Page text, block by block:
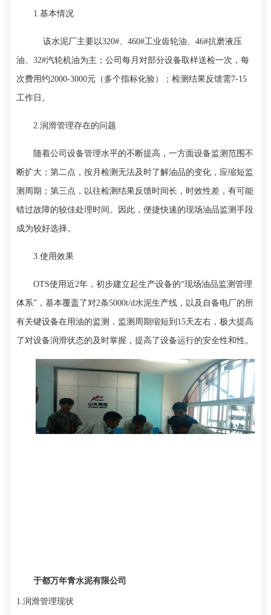
1.基本情况
该水泥厂主要以320#、460#工业齿轮油、46#抗磨液压
油、32#汽轮机油为主；公司每月对部分设备取样送检一次，每
次费用约2000-3000元（多个指标化验）；检测结果反馈需7-15
工作日。
2.润滑管理存在的问题
随着公司设备管理水平的不断提高，一方面设备监测范围不
断扩大；第二点，按月检测无法及时了解油品的变化，应缩短监
测周期；第三点，以往检测结果反馈时间长，时效性差，有可能
错过故障的较佳处理时间。因此，便捷快速的现场油品监测手段
成为较好选择。
3.使用效果
OTS使用近2年，初步建立起生产设备的“现场油品监测管理
体系”，基本覆盖了对2条5000t/d水泥生产线，以及自备电厂的所
有关键设备在用油的监测，监测周期缩短到15天左右，极大提高
了对设备润滑状态的及时掌握，提高了设备运行的安全性和性。
于都万年青水泥有限公司
1.润滑管理现状